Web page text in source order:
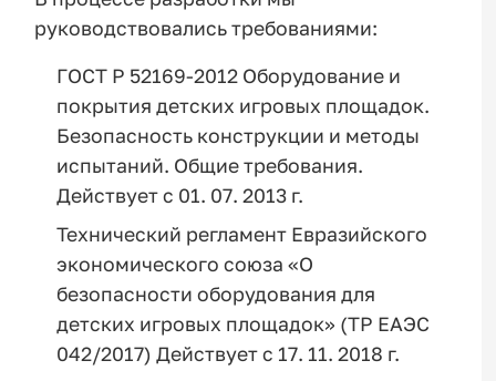
руководствовались требованиями:
ГОСТ Р 52169-2012 Оборудование и
покрытия детских игровых площадок.
Безопасность конструкции и методы
испытаний. Общие требования.
Действует с 01. 07. 2013 г.
Технический регламент Евразийского
экономического союза «О
безопасности оборудования для
детских игровых площадок» (ТР ЕАЭС
042/2017) Действует с 17. 11. 2018 г.